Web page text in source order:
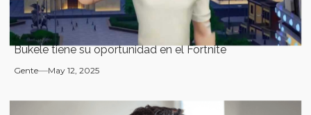
Bukele tiene su oportunidad en el Fortnite
Gente May 12, 2025